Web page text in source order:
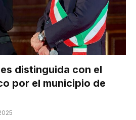
distinguida con el
por el municipio de